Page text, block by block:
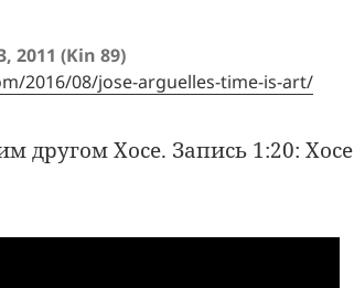
23, 2011 (Kin 89)
2016/08/jose-arguelles-time-is-art/
другом Хосе. Запись 1:20: Хосе